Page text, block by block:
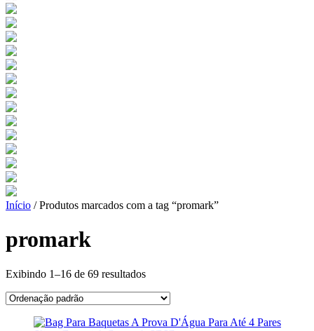
Início / Produtos marcados com a tag “promark”
promark
Exibindo 1–16 de 69 resultados